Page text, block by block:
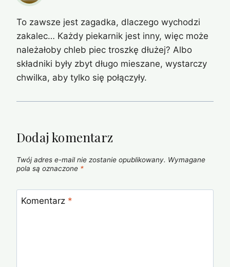
To zawsze jest zagadka, dlaczego wychodzi
zakalec… Każdy piekarnik jest inny, więc może
należałoby chleb piec troszkę dłużej? Albo
składniki były zbyt długo mieszane, wystarczy
chwilka, aby tylko się połączyły.
Dodaj komentarz
Twój adres e-mail nie zostanie opublikowany. Wymagane
pola są oznaczone *
Komentarz *